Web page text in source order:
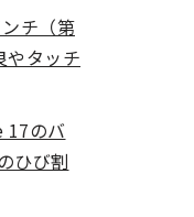
チ（第
やタッチ
17のバ
ひび割